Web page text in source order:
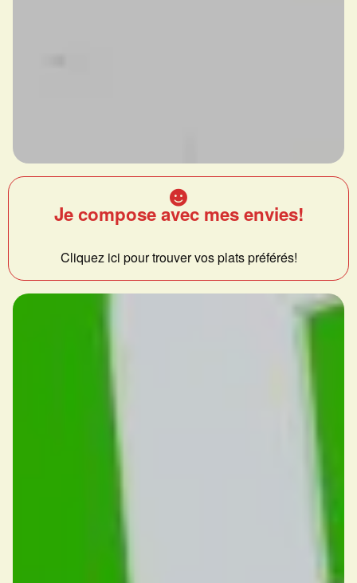
Je compose avec mes envies!
Cliquez ici pour trouver vos plats préférés!